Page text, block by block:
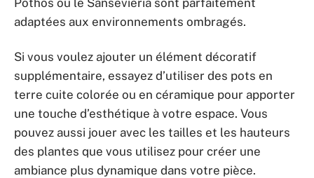
Pothos ou le Sansevieria sont parfaitement
adaptées aux environnements ombragés.
Si vous voulez ajouter un élément décoratif
supplémentaire, essayez d’utiliser des pots en
terre cuite colorée ou en céramique pour apporter
une touche d’esthétique à votre espace. Vous
pouvez aussi jouer avec les tailles et les hauteurs
des plantes que vous utilisez pour créer une
ambiance plus dynamique dans votre pièce.